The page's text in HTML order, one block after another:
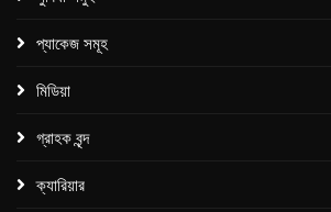
প্যাকেজ সমূহ​
মিডিয়া
গ্রাহক বৃন্দ
ক্যারিয়ার